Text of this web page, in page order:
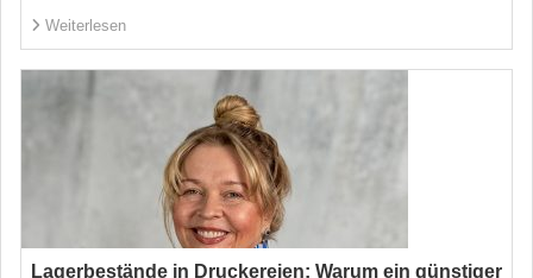
Weiterlesen
Lagerbestände in Druckereien: Warum ein günstiger